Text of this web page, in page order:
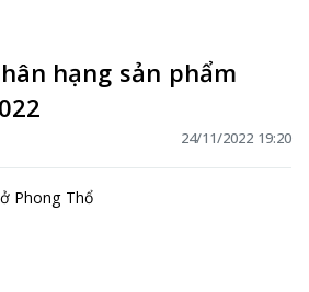
hạng sản phẩm
24/11/2022 19:20